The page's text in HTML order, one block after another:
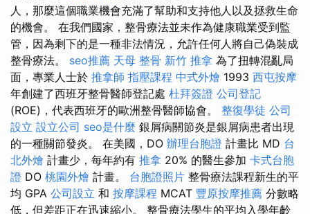
人，那麼這個職業機會充滿了幫助和支持他人以及拯救生命
的機會。 在我們國家，整骨療法並未作為健康職業受到監
管，因為剩下的是一種非法情況，允許任何人將自己偽裝成
整骨療法。 seo推薦 天母 整骨 新竹 推拿 為了扭轉混亂局
面，專業人士於 推拿師 指壓課程 中式外燴 1993 西屯按摩
年創建了西班牙整骨醫師登記處 杜拜簽證 公司登記
(ROE)，代表西班牙的歐洲整骨醫師協會。 整復學徒 公司
設立 設立公司 seo是什麼 銀屑病關節炎是銀屑病患者出現
的一種關節發炎。 在美國，DO 辦理台胞證 計畫比 MD 台
北外燴 計畫少，每年約有 推拿 20% 的醫生參加 卡式台胞
證 DO 桃園外燴 計畫。 台胞證照片 整骨療法課程新生的平
均 GPA 公司設立 和 按摩課程 MCAT 豐原按摩推薦 分數略
低，但差距正在迅速縮小。 整骨療法學生的平均入學年齡